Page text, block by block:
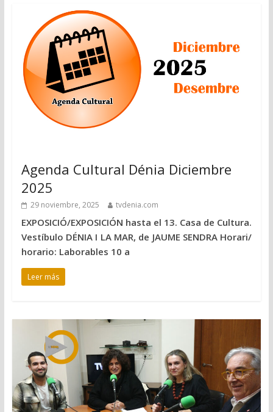
Agenda Cultural Dénia Diciembre
2025
29 noviembre, 2025 tvdenia.com
EXPOSICIÓ/EXPOSICIÓN hasta el 13. Casa de Cultura.
Vestíbulo DÉNIA I LA MAR, de JAUME SENDRA Horari/
horario: Laborables 10 a
Leer más